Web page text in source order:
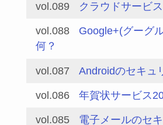
vol.089 クラウドサービ
vol.088
Google+(グーグ
何？
vol.087 Androidのセキュ
vol.086 年賀状サービス
vol.085
電子メールのセ